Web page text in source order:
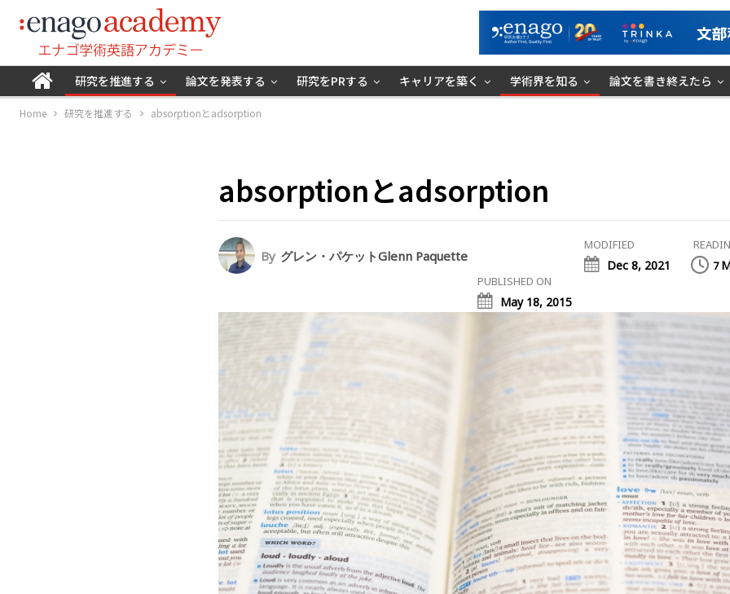
研究を推進する 論文を発表する 研究をPRする キャリアを築く 学術界を知る 論文を書き終えたら
Home 研究を推進する absorptionとadsorption
absorptionとadsorption
7
By グレン・パケットGlenn Paquette
MODIFIED
Dec 8, 2021
PUBLISHED ON
May 18, 2015